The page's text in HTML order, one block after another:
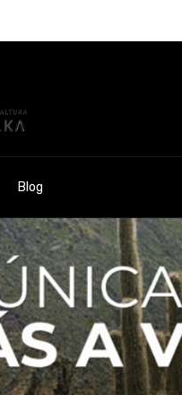
Blog